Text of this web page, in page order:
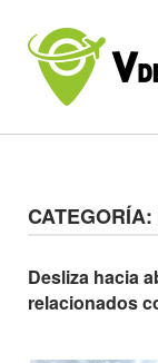
content
Home
CATEGORÍA:
Desliza hacia
relacionados